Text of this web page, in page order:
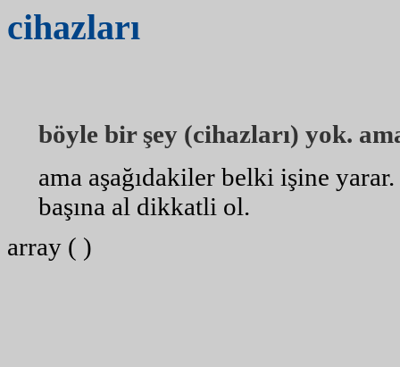
cihazları
böyle bir şey (cihazları) yok.
ama aşağıdakiler belki işine
başına al dikkatli ol.
array ( )